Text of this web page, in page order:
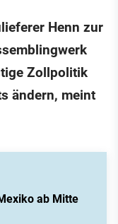
Henn zur
Zollpolitik
ändern, meint
ab Mitte